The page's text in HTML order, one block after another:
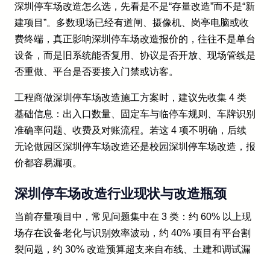
深圳停车场改造怎么选，先看是不是“存量改造”而不是“新
建项目”。多数现场已经有道闸、摄像机、岗亭电脑或收
费终端，真正影响深圳停车场改造报价的，往往不是单台
设备，而是旧系统能否复用、协议是否开放、现场管线是
否重做、平台是否要接入门禁或访客。
工程商做深圳停车场改造施工方案时，建议先收集 4 类
基础信息：出入口数量、固定车与临停车规则、车牌识别
准确率问题、收费及对账流程。若这 4 项不明确，后续
无论做园区深圳停车场改造还是校园深圳停车场改造，报
价都容易漏项。
深圳停车场改造行业现状与改造瓶颈
当前存量项目中，常见问题集中在 3 类：约 60% 以上现
场存在设备老化与识别效率波动，约 40% 项目有平台割
裂问题，约 30% 改造预算超支来自布线、土建和调试漏